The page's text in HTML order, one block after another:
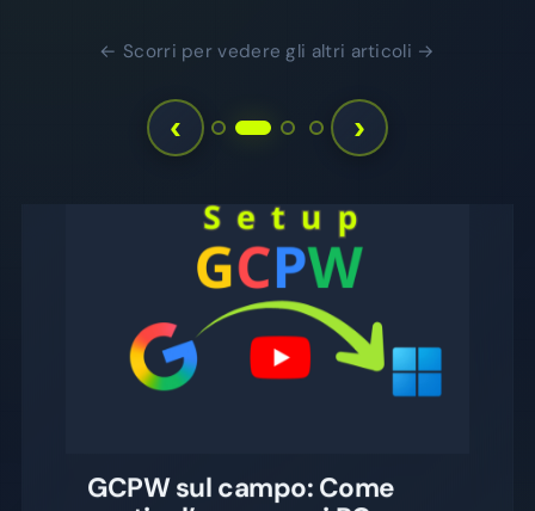
← Scorri per vedere gli altri articoli →
‹ ›